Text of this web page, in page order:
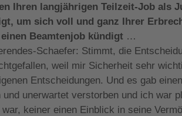
Ihren langjährigen Teilzeit-Job als
um sich voll und ganz Ihrer
Beamtenjob kündigt …
Schaefer: Stimmt, die
weil mir Sicherheit sehr
Entscheidungen. Und es gab
und unerwartet verstorben und ich war
war, keiner einen Einblick in seine